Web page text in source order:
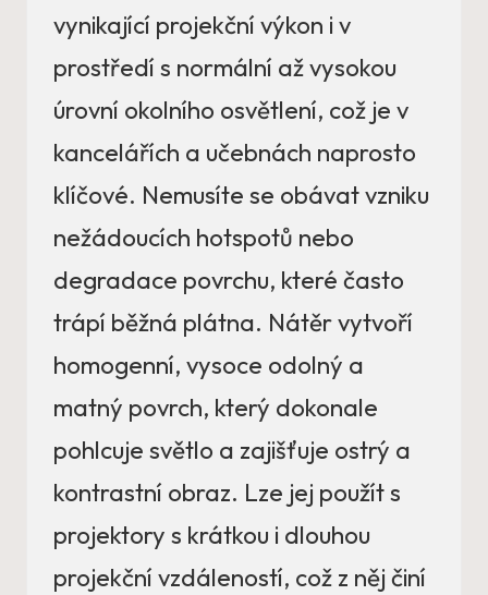
vynikající projekční výkon i v
prostředí s normální až vysokou
úrovní okolního osvětlení, což je v
kancelářích a učebnách naprosto
klíčové. Nemusíte se obávat vzniku
nežádoucích hotspotů nebo
degradace povrchu, které často
trápí běžná plátna. Nátěr vytvoří
homogenní, vysoce odolný a
matný povrch, který dokonale
pohlcuje světlo a zajišťuje ostrý a
kontrastní obraz. Lze jej použít s
projektory s krátkou i dlouhou
projekční vzdáleností, což z něj činí